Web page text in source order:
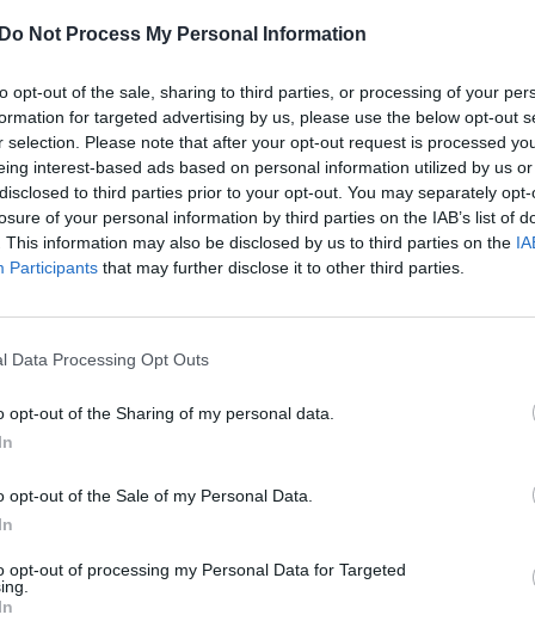
Do Not Process My Personal Information
opt-out of the sale, sharing to third parties, or processing of your
for targeted advertising by us, please use the below opt-out
selection. Please note that after your opt-out request is processed
interest-based ads based on personal information utilized by us
to third parties prior to your opt-out. You may separately
of your personal information by third parties on the IAB’s list of
This information may also be disclosed by us to third parties on the
Participants that may further disclose it to other third parties.
Data Processing Opt Outs
opt-out of the Sharing of my personal data.
opt-out of the Sale of my Personal Data.
opt-out of processing my Personal Data for Targeted
– kaltumą įžvelgė dešimt iš dvylikos
nuosprendis žudikai Reporteris
Visi įrašai
–
Liūdna vyresnio amžiaus dirbančiųjų
užgaulūs įvardžiai
Nyderlanduose apgynė čempionų vardą
V.